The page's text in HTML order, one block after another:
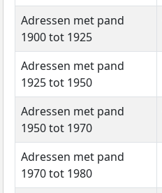
Adressen met pand
1900 tot 1925
Adressen met pand
1925 tot 1950
Adressen met pand
1950 tot 1970
Adressen met pand
1970 tot 1980